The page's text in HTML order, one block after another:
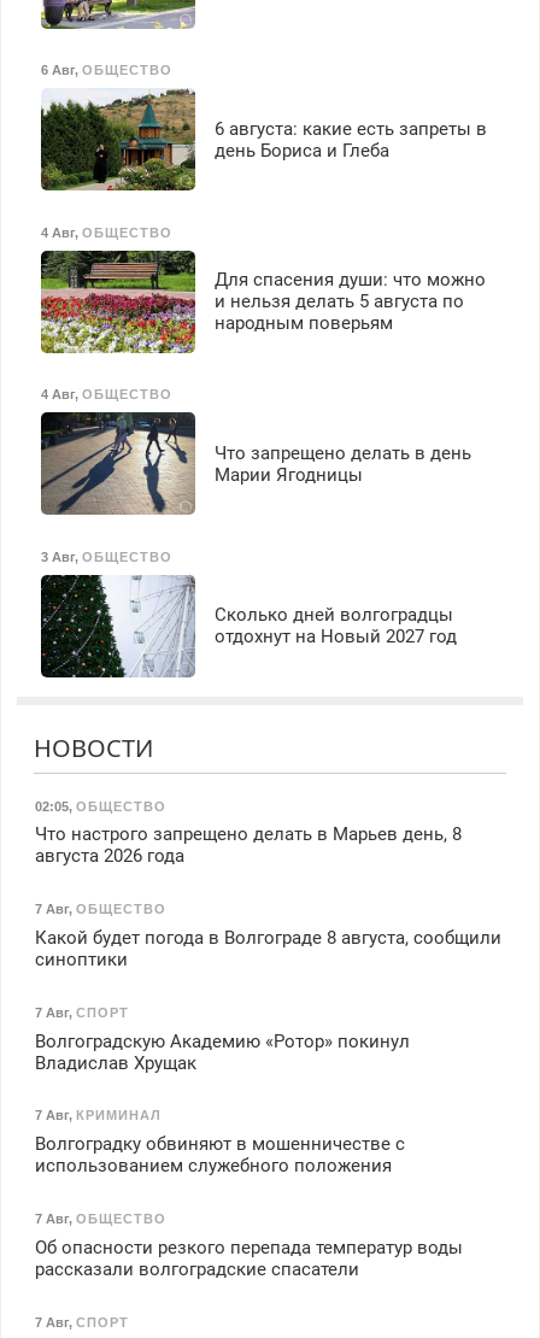
6 Авг, ОБЩЕСТВО
6 августа: какие есть запреты в
день Бориса и Глеба
4 Авг, ОБЩЕСТВО
Для спасения души: что можно
и нельзя делать 5 августа по
народным поверьям
4 Авг, ОБЩЕСТВО
Что запрещено делать в день
Марии Ягодницы
3 Авг, ОБЩЕСТВО
Сколько дней волгоградцы
отдохнут на Новый 2027 год
НОВОСТИ
02:05, ОБЩЕСТВО
Что настрого запрещено делать в Марьев день, 8
августа 2026 года
7 Авг, ОБЩЕСТВО
Какой будет погода в Волгограде 8 августа, сообщили
синоптики
7 Авг, СПОРТ
Волгоградскую Академию «Ротор» покинул
Владислав Хрущак
7 Авг, КРИМИНАЛ
Волгоградку обвиняют в мошенничестве с
использованием служебного положения
7 Авг, ОБЩЕСТВО
Об опасности резкого перепада температур воды
рассказали волгоградские спасатели
7 Авг, СПОРТ